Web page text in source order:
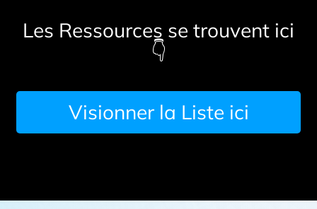
Les Ressources se trouvent ici
👇
Visionner la Liste ici